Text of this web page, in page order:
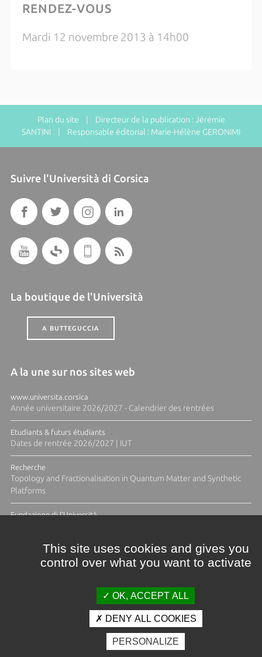
RENDEZ-VOUS
Mardi 12 novembre 2013 à 14h00
Plan du site | Directeur de la publication : Jérémie
SANTINI | Responsable éditorial : Marie-Hélène GERONIMI
Suivre l'Università di Corsica
La boutique de l'Università
A BUTTEGUCCIA
A la une sur nos sites web
www.universita.corsica
Année universitaire 2026/2027 - Calendrier des rentrées
Etudiants & futurs étudiants
Dates de rentrée 2026/2027 | IUT
Recherche
Topology and Fractionalisation in Quantum Matter and Synthetic
Platforms
Fundazione di l'Università
Crédits et mentions légales
Espace presse
Photothèque
This site uses cookies and gives you
control over what you want to activate
OK, ACCEPT ALL
DENY ALL COOKIES
PERSONALIZE